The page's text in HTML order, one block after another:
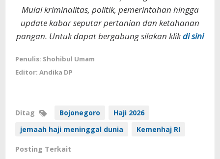
Mulai kriminalitas, politik, pemerintahan hingga
update kabar seputar pertanian dan ketahanan
pangan. Untuk dapat bergabung silakan klikdi sini
Penulis: Shohibul Umam
Editor: Andika DP
Ditag Bojonegoro
Haji 2026
jemaah haji meninggal dunia
Kemenhaj RI
Posting Terkait